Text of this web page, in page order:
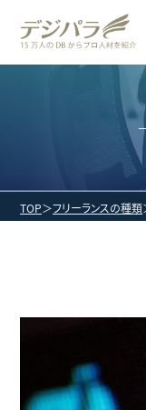
TOP フリーランスの種類